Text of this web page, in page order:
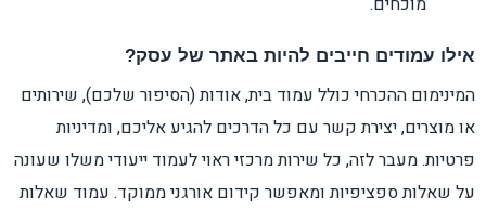
אילו עמודים חייבים להיות באתר של עסק?
המינימום ההכרחי כולל עמוד בית, אודות (הסיפור שלכם), שירותים
או מוצרים, יצירת קשר עם כל הדרכים להגיע אליכם, ומדיניות
פרטיות. מעבר לזה, כל שירות מרכזי ראוי לעמוד ייעודי משלו שעונה
על שאלות ספציפיות ומאפשר קידום אורגני ממוקד. עמוד שאלות